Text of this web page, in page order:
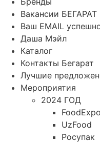
Вакансии БЕГАРАТ
Ваш EMAIL
Даша Мэйл
Каталог
Контакты Бегарат
Лучшие
Мероприятия
2024 ГОД
UzFood
Росупак